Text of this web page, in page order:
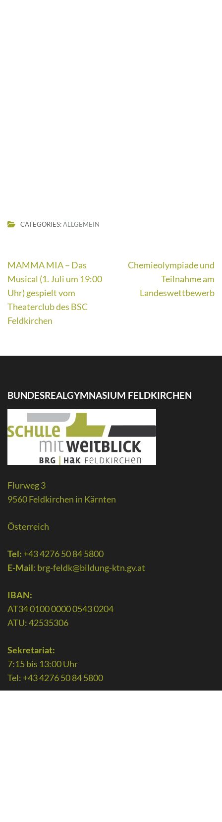
CATEGORIES:ALLGEMEIN
Beitragsnavigation
MAMMA MIA – Das
Musical (1. Juli um 19:00
Uhr) gespielt vom
Theaterclub des BSC
Feldkirchen
Chemieolympiade und
Teilnahme am
Landeswettbewerb
BUNDESREALGYMNASIUM FELDKIRCHEN
Flurweg 3
9560 Feldkirchen in Kärnten
Österreich
Tel: +43 4276 50 84 5800
E-Mail: brg-feldk@bildung-ktn.gv.at
IBAN:
AT34 0100 0000 0543 0204
ATU: 42535306
Sekretariat:
7:15 bis 13:00 Uhr
Tel: +43 4276 50 84 5800